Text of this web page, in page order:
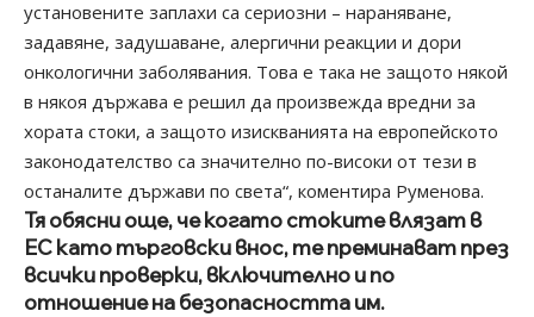
установените заплахи са сериозни – нараняване,
задавяне, задушаване, алергични реакции и дори
онкологични заболявания. Това е така не защото някой
в някоя държава е решил да произвежда вредни за
хората стоки, а защото изискванията на европейското
законодателство са значително по-високи от тези в
останалите държави по света“, коментира Руменова.
Тя обясни още, че когато стоките влязат в
ЕС като търговски внос, те преминават през
всички проверки, включително и по
отношение на безопасността им.